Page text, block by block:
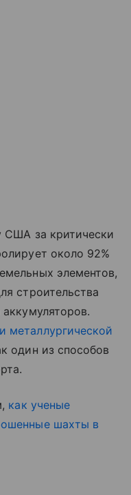
США за критически
около 92%
элементов,
строительства
металлургической
один из способов
как ученые
шахты в